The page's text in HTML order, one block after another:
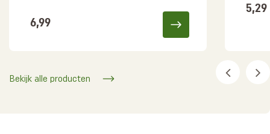
6,99
5,29
Bekijk alle producten